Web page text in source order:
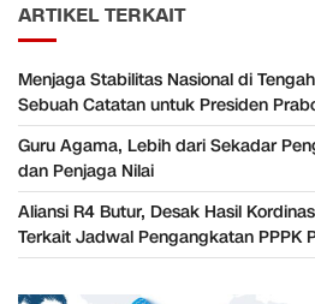
ARTIKEL TERKAIT
Menjaga Stabilitas Nasional di
Sebuah Catatan untuk Presiden
Guru Agama, Lebih dari Sekadar
dan Penjaga Nilai
Aliansi R4 Butur, Desak Hasil
Terkait Jadwal Pengangkatan PPPK